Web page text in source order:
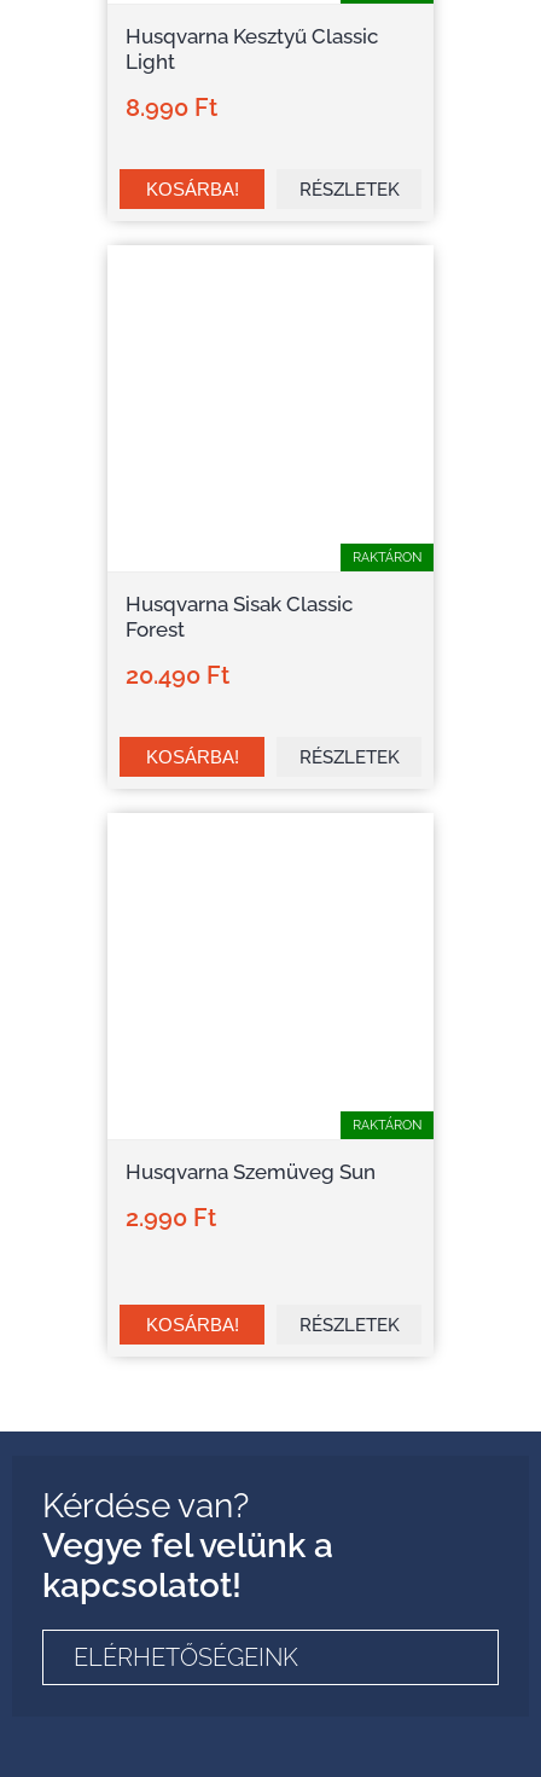
Husqvarna Kesztyű Classic
Light
8.990 Ft
RÉSZLETEK
RAKTÁRON
Husqvarna Sisak Classic
Forest
20.490 Ft
RÉSZLETEK
RAKTÁRON
Husqvarna Szemüveg Sun
2.990 Ft
RÉSZLETEK
Kérdése van?
Vegye fel velünk a
kapcsolatot!
ELÉRHETŐSÉGEINK